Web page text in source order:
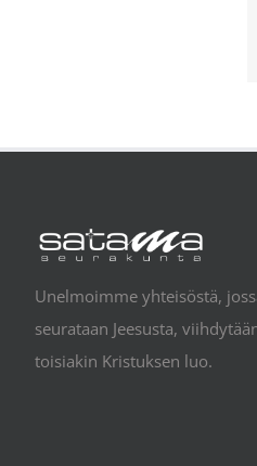
Unelmoimme yhteisöstä,
seurataan Jeesusta,
toisiakin Kristuksen luo.